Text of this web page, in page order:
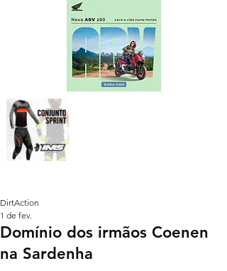
Domínio dos irmãos Coenen
na Sardenha
DirtAction
1 de fev.